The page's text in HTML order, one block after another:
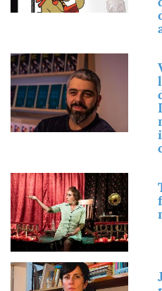
Imagen
Imagen
Imagen